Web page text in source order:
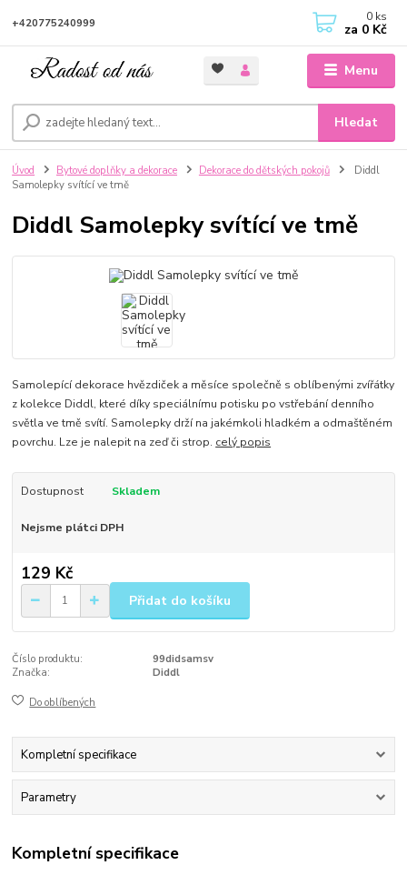
Menu
Hledat
+420775240999 0 ks
za 0 Kč
Úvod Bytové doplňky a dekorace Dekorace do dětských pokojů
Diddl
Samolepky svítící ve tmě
Diddl Samolepky svítící ve tmě
Samolepící dekorace hvězdiček a měsíce společně s oblíbenými zvířátky
z kolekce Diddl, které díky speciálnímu potisku po vstřebání denního
světla ve tmě svítí. Samolepky drží na jakémkoli hladkém a odmaštěném
povrchu. Lze je nalepit na zeď či strop. celý popis
Dostupnost Skladem
Nejsme plátci DPH
129 Kč
Přidat do košíku
Číslo produktu:
99didsamsv
Značka:
Diddl
Do oblíbených
Kompletní specifikace
Parametry
Kompletní specifikace